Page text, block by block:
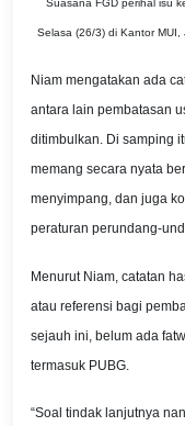
Suasana FGD perihal isu
Selasa (26/3) di Kantor MUI,
Niam mengatakan ada
antara lain pembatasan
ditimbulkan. Di samping
memang secara nyata
menyimpang, dan juga
peraturan perundang-
Menurut Niam, catatan
atau referensi bagi
sejauh ini, belum ada
termasuk PUBG.
“Soal tindak lanjutnya